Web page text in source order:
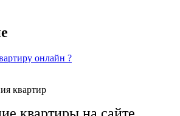
онлайн ?
квартир